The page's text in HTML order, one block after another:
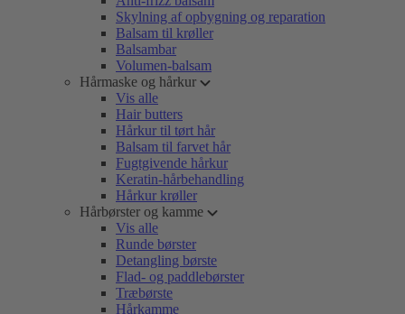
Skylning af opbygning og reparation
Balsam til krøller
Balsambar
Volumen-balsam
Hårmaske og hårkur
Vis alle
Hair butters
Hårkur til tørt hår
Balsam til farvet hår
Fugtgivende hårkur
Keratin-hårbehandling
Hårkur krøller
Hårbørster og kamme
Vis alle
Runde børster
Detangling børste
Flad- og paddlebørster
Træbørste
Hårkamme